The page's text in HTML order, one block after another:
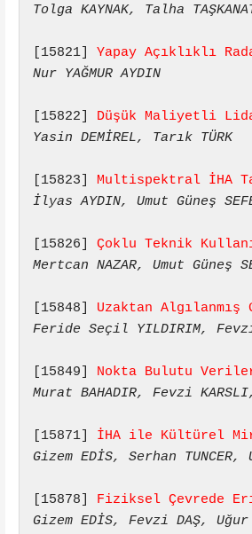
Tolga KAYNAK, Talha
[15821] Yapay Açıklıklı
Nur YAĞMUR AYDIN
[15822] Düşük Maliyetli
Yasin DEMİREL, Tarık TÜRK
[15823] Multispektral İHA
İlyas AYDIN, Umut Güneş
[15826] Çoklu Teknik
Mertcan NAZAR, Umut Güneş
[15848] Uzaktan
Feride Seçil YILDIRIM, Fevzi
[15849] Nokta Bulutu
Murat BAHADIR, Fevzi
[15871] İHA ile Kültürel
Gizem EDİS, Serhan TUNCER,
[15878] Fiziksel Çevrede
Gizem EDİS, Fevzi DAŞ, Uğur